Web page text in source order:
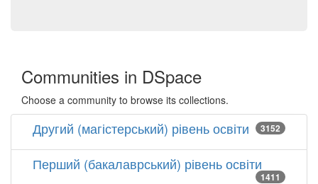
Communities in DSpace
Choose a community to browse its collections.
Другий (магістерський) рівень освіти 3152
Перший (бакалаврський) рівень освіти
1411